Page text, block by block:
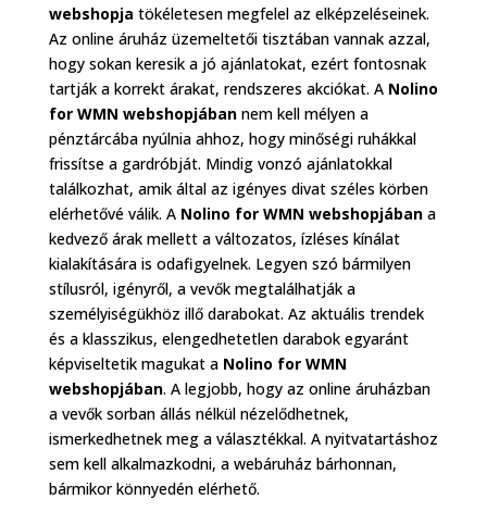
webshopja tökéletesen megfelel az elképzeléseinek.
Az online áruház üzemeltetői tisztában vannak azzal,
hogy sokan keresik a jó ajánlatokat, ezért fontosnak
tartják a korrekt árakat, rendszeres akciókat. A Nolino
for WMN webshopjábannem kell mélyen a
pénztárcába nyúlnia ahhoz, hogy minőségi ruhákkal
frissítse a gardróbját. Mindig vonzó ajánlatokkal
találkozhat, amik által az igényes divat széles körben
elérhetővé válik. A Nolino for WMN webshopjábana
kedvező árak mellett a változatos, ízléses kínálat
kialakítására is odafigyelnek. Legyen szó bármilyen
stílusról, igényről, a vevők megtalálhatják a
személyiségükhöz illő darabokat. Az aktuális trendek
és a klasszikus, elengedhetetlen darabok egyaránt
képviseltetik magukat a Nolino for WMN
webshopjában. A legjobb, hogy az online áruházban
a vevők sorban állás nélkül nézelődhetnek,
ismerkedhetnek meg a választékkal. A nyitvatartáshoz
sem kell alkalmazkodni, a webáruház bárhonnan,
bármikor könnyedén elérhető.